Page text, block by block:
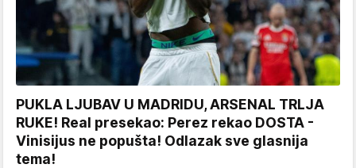
PUKLA LJUBAV U MADRIDU, ARSENAL TRLJA
RUKE! Real presekao: Perez rekao DOSTA -
Vinisijus ne popušta! Odlazak sve glasnija
tema!